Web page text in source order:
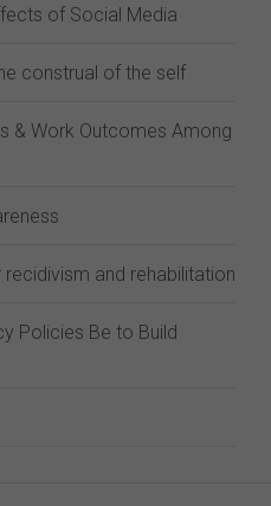
of Social Media
construal of the self
& Work Outcomes Among
and rehabilitation
Policies Be to Build